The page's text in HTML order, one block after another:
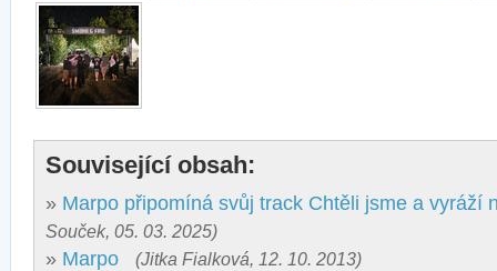
Související obsah:
» Marpo připomíná svůj track Chtěli jsme a vyráží
Souček, 05. 03. 2025)
» Marpo (Jitka Fialková, 12. 10. 2013)